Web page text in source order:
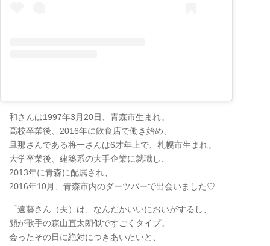
和さんは1997年3月20日、青森市生まれ。
高校卒業後、2016年に飲食店で働き始め、
旦那さんである将一さんは6才年上で、札幌市生まれ。
大学卒業後、建築系の大手企業に就職し、
2013年に青森に配属され、
2016年10月、青森市内のダーツバーで出会いました♡
「遠藤さん（夫）は、なんだかいいにおいがするし、
顔が歌手の森山直太朗似ですごくタイプ。
会ったその日に絶対につきあいたいと、